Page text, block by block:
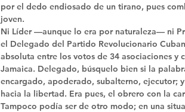
por el dedo endiosado de un tirano, pues
joven.
Ni Líder —aunque lo era por naturaleza— ni
el Delegado del Partido Revolucionario
absoluta entre los votos de 34 asociaciones
Jamaica. Delegado, búsquelo bien si la
encargado, apoderado, subalterno, ejecutor;
hacia la libertad. Era pues, el obrero con la
Tampoco podía ser de otro modo; en una